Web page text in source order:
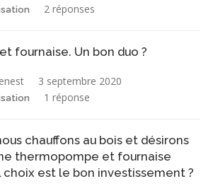
2 réponses
fournaise. Un bon duo ?
3 septembre 2020
1 réponse
chauffons au bois et désirons
thermopompe et fournaise
est le bon investissement ?